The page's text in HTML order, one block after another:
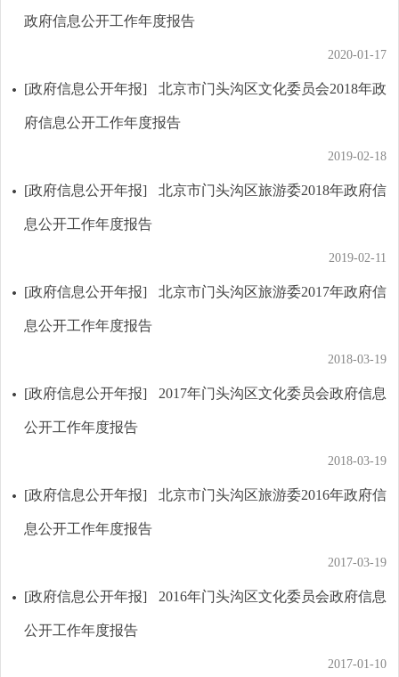
政府信息公开工作年度报告
2020-01-17
[政府信息公开年报] 北京市门头沟区文化委员会2018年政
府信息公开工作年度报告
2019-02-18
[政府信息公开年报] 北京市门头沟区旅游委2018年政府信
息公开工作年度报告
2019-02-11
[政府信息公开年报] 北京市门头沟区旅游委2017年政府信
息公开工作年度报告
2018-03-19
[政府信息公开年报] 2017年门头沟区文化委员会政府信息
公开工作年度报告
2018-03-19
[政府信息公开年报] 北京市门头沟区旅游委2016年政府信
息公开工作年度报告
2017-03-19
[政府信息公开年报] 2016年门头沟区文化委员会政府信息
公开工作年度报告
2017-01-10